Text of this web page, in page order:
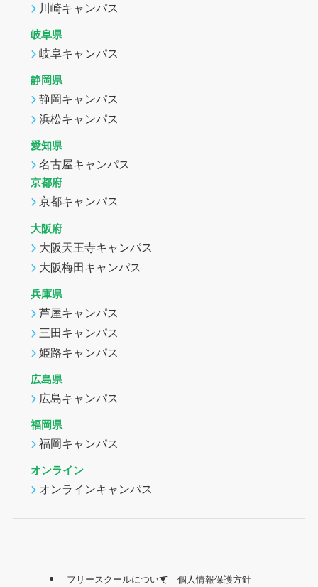
川崎キャンパス
岐阜県
岐阜キャンパス
静岡県
静岡キャンパス
浜松キャンパス
愛知県
名古屋キャンパス
京都府
京都キャンパス
大阪府
大阪天王寺キャンパス
大阪梅田キャンパス
兵庫県
芦屋キャンパス
三田キャンパス
姫路キャンパス
広島県
広島キャンパス
福岡県
福岡キャンパス
オンライン
オンラインキャンパス
フリースクールについて 個人情報保護方針